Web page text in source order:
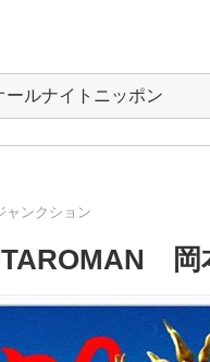
ールナイトニッポン
ャンクション
岡